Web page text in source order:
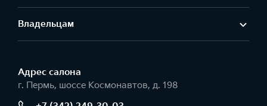
Владельцам
Адрес салонa
г. Пермь, шоссе Космонавтов, д. 198